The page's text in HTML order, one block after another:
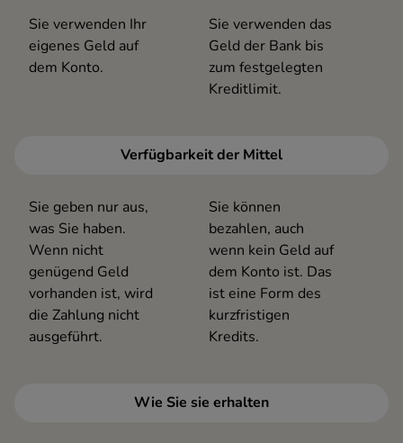
Sie verwenden Ihr
eigenes Geld auf
dem Konto.
Sie verwenden das
Geld der Bank bis
zum festgelegten
Kreditlimit.
Verfügbarkeit der Mittel
Sie geben nur aus,
was Sie haben.
Wenn nicht
genügend Geld
vorhanden ist, wird
die Zahlung nicht
ausgeführt.
Sie können
bezahlen, auch
wenn kein Geld auf
dem Konto ist. Das
ist eine Form des
kurzfristigen
Kredits.
Wie Sie sie erhalten